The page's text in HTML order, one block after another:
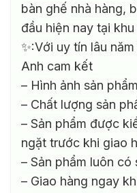
bàn ghế nhà hàng,
đầu hiện nay tại
✨:Với uy tín lâu
Anh cam kết
– Hình ảnh sản
– Chất lượng sản
– Sản phẩm được
ngặt trước khi giao
– Sản phẩm luôn
– Giao hàng ngay